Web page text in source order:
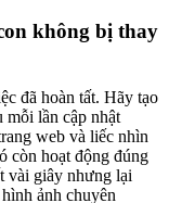
không bị thay
đã hoàn tất. Hãy tạo
mỗi lần cập nhật
web và liếc nhìn
còn hoạt động đúng
vài giây nhưng lại
ảnh chuyên